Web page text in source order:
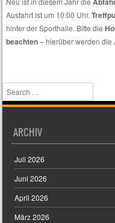
Themen
interessieren.
Ausfahrt ist um 10:00 Uhr.
hinter der Sporthalle. Bitte die
beachten– hierüber werden die
Search
ARCHIV
Juli 2026
Juni 2026
April 2026
März 2026